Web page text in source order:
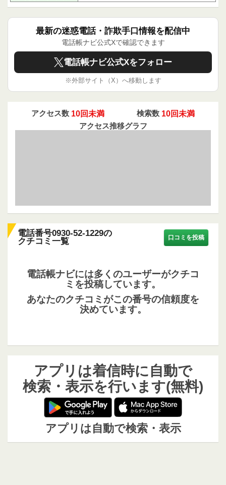
最新の迷惑電話・詐欺手口情報を配信中
電話帳ナビ公式Xで確認できます
電話帳ナビ公式Xをフォロー
※外部サイト（X）へ移動します
アクセス数 10回未満 検索数 10回未満
アクセス推移グラフ
電話番号0930-52-1229の
クチコミ一覧
口コミを投稿
電話帳ナビには多くのユーザーがクチコ
ミを投稿しています。
あなたのクチコミがこの番号の信頼度を
決めています。
アプリは着信時に自動で
検索・表示を行います(無料)
アプリは自動で検索・表示